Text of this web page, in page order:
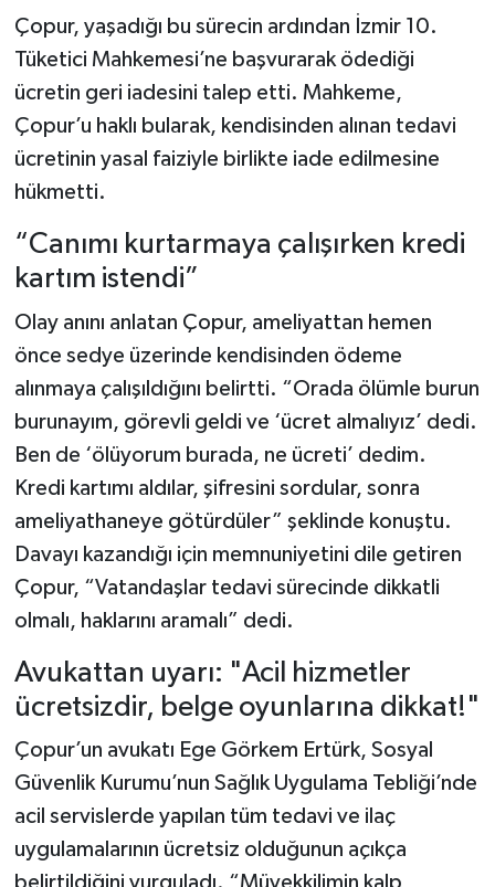
Çopur, yaşadığı bu sürecin ardından İzmir 10.
Tüketici Mahkemesi’ne başvurarak ödediği
ücretin geri iadesini talep etti. Mahkeme,
Çopur’u haklı bularak, kendisinden alınan tedavi
ücretinin yasal faiziyle birlikte iade edilmesine
hükmetti.
“Canımı kurtarmaya çalışırken kredi
kartım istendi”
Olay anını anlatan Çopur, ameliyattan hemen
önce sedye üzerinde kendisinden ödeme
alınmaya çalışıldığını belirtti. “Orada ölümle burun
burunayım, görevli geldi ve ‘ücret almalıyız’ dedi.
Ben de ‘ölüyorum burada, ne ücreti’ dedim.
Kredi kartımı aldılar, şifresini sordular, sonra
ameliyathaneye götürdüler” şeklinde konuştu.
Davayı kazandığı için memnuniyetini dile getiren
Çopur, “Vatandaşlar tedavi sürecinde dikkatli
olmalı, haklarını aramalı” dedi.
Avukattan uyarı: "Acil hizmetler
ücretsizdir, belge oyunlarına dikkat!"
Çopur’un avukatı Ege Görkem Ertürk, Sosyal
Güvenlik Kurumu’nun Sağlık Uygulama Tebliği’nde
acil servislerde yapılan tüm tedavi ve ilaç
uygulamalarının ücretsiz olduğunun açıkça